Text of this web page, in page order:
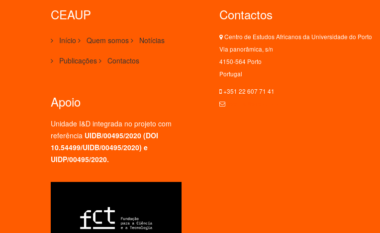
CEAUP
Início Quem somos Notícias
Publicações Contactos
Apoio
Unidade I&D integrada no projeto com
referência UIDB/00495/2020 (DOI
10.54499/UIDB/00495/2020) e
UIDP/00495/2020.
Contactos
Centro de Estudos Africanos da Universidade do Porto
Via panorâmica, s/n
4150-564 Porto
Portugal
+351 22 607 71 41